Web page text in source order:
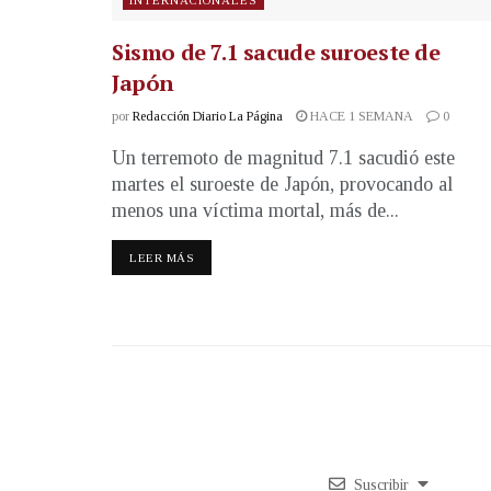
Sismo de 7.1 sacude suroeste de
Japón
por Redacción Diario La Página HACE 1 SEMANA 0
Un terremoto de magnitud 7.1 sacudió este
martes el suroeste de Japón, provocando al
menos una víctima mortal, más de...
LEER MÁS
Suscribir